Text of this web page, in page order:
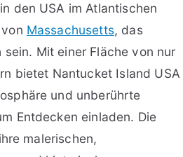
den USA im Atlantischen
Massachusetts, das
Mit einer Fläche von nur
bietet Nantucket Island USA
und unberührte
Entdecken einladen. Die
malerischen,